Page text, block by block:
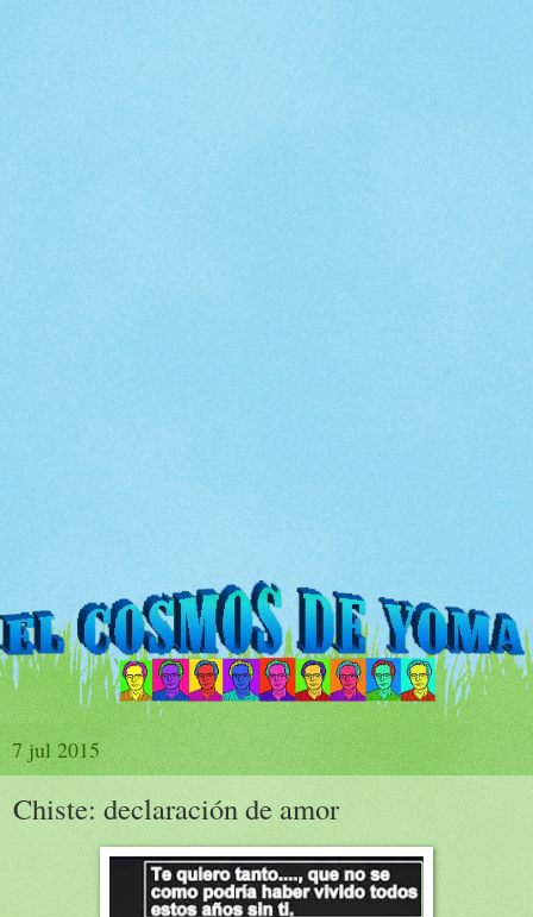
7 jul 2015
Chiste: declaración de amor